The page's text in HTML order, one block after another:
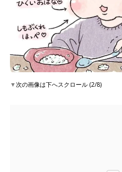
▼次の画像は下へスクロール (2/8)